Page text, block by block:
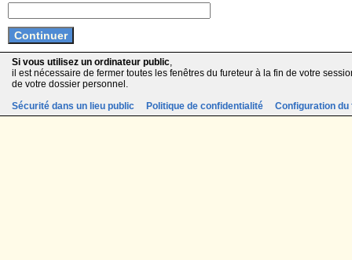
Si vous utilisez un ordinateur public,
il est nécessaire de fermer toutes les fenêtres du fureteur à la fin de votre
de votre dossier personnel.
Sécurité dans un lieu public
Politique de confidentialité Configuration du